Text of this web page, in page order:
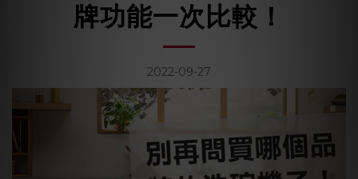
牌功能一次比較！
2022-09-27